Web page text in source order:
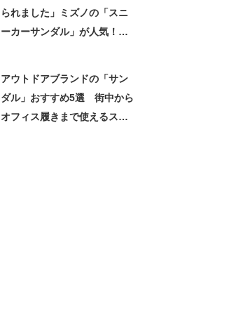
られました」ミズノの「スニ
ーカーサンダル」が人気！
アウトドアブランドの「サン
ダル」おすすめ5選 街中から
オフィス履きまで使えるスニ